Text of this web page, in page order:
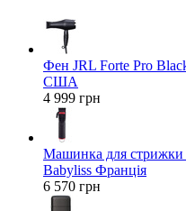
Фен JRL Forte Pro
США
4 999 грн
Машинка для
Babyliss Франція
6 570 грн